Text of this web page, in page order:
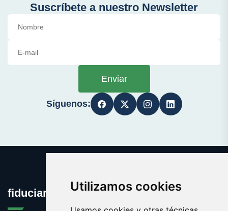
Utilizamos cookies
Suscríbete a nuestro Newsletter
Enviar
Síguenos:
fiduciaria.es